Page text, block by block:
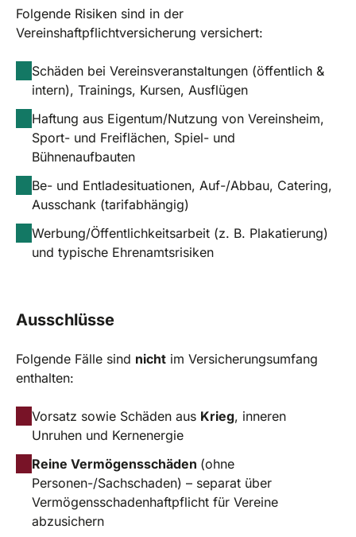
Folgende Risiken sind in der
Vereinshaftpflichtversicherung versichert:
Schäden bei Vereinsveranstaltungen (öffentlich &
intern), Trainings, Kursen, Ausflügen
Haftung aus Eigentum/Nutzung von Vereinsheim,
Sport- und Freiflächen, Spiel- und
Bühnenaufbauten
Be- und Entladesituationen, Auf-/Abbau, Catering,
Ausschank (tarifabhängig)
Werbung/Öffentlichkeitsarbeit (z. B. Plakatierung)
und typische Ehrenamtsrisiken
Ausschlüsse
Folgende Fälle sind nicht im Versicherungsumfang
enthalten:
Vorsatz sowie Schäden aus Krieg, inneren
Unruhen und Kernenergie
Reine Vermögensschäden (ohne
Personen-/Sachschaden) – separat über
Vermögensschadenhaftpflicht für Vereine
abzusichern